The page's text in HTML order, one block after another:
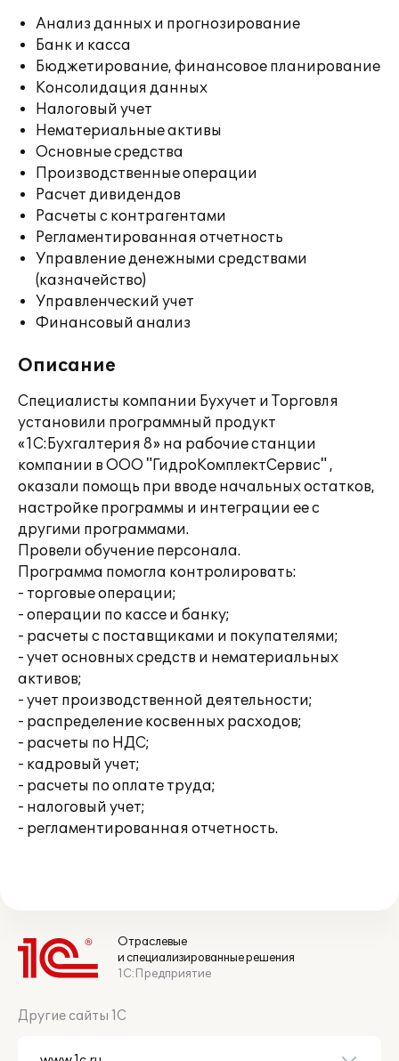
Анализ данных и прогнозирование
Банк и касса
Бюджетирование, финансовое планирование
Консолидация данных
Налоговый учет
Нематериальные активы
Основные средства
Производственные операции
Расчет дивидендов
Расчеты с контрагентами
Регламентированная отчетность
Управление денежными средствами
(казначейство)
Управленческий учет
Финансовый анализ
Описание
Специалисты компании Бухучет и Торговля
установили программный продукт
«1С:Бухгалтерия 8» на рабочие станции
компании в ООО "ГидроКомплектСервис" ,
оказали помощь при вводе начальных остатков,
настройке программы и интеграции ее с
другими программами.
Провели обучение персонала.
Программа помогла контролировать:
- торговые операции;
- операции по кассе и банку;
- расчеты с поставщиками и покупателями;
- учет основных средств и нематериальных
активов;
- учет производственной деятельности;
- распределение косвенных расходов;
- расчеты по НДС;
- кадровый учет;
- расчеты по оплате труда;
- налоговый учет;
- регламентированная отчетность.
Отраслевые
и специализированные решения
1С:Предприятие
Другие сайты 1С